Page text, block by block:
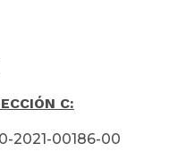
C:
2021-00186-00